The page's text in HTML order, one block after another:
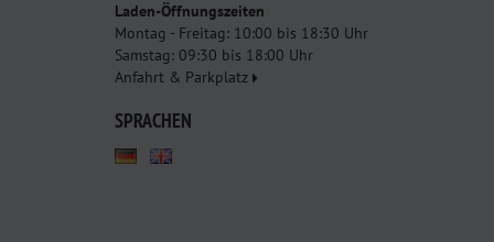
Laden-Öffnungszeiten
Montag - Freitag: 10:00 bis 18:30 Uhr
Samstag: 09:30 bis 18:00 Uhr
Anfahrt & Parkplatz
SPRACHEN